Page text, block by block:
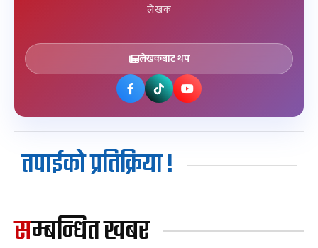
लेखक
लेखकबाट थप
तपाईको प्रतिक्रिया !
सम्बन्धित खबर